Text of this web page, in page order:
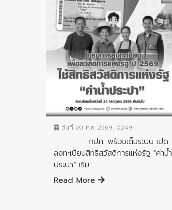
ข่าวประชาสัมพันธ์
วันที่ 20 ก.ค. 2569, 02:49
กปภ. พร้อมเต็มระบบ เปิด
ลงทะเบียนสิทธิสวัสดิการแห่งรัฐ “ค่าน้ำ
ประปา” เริ่ม...
Read More